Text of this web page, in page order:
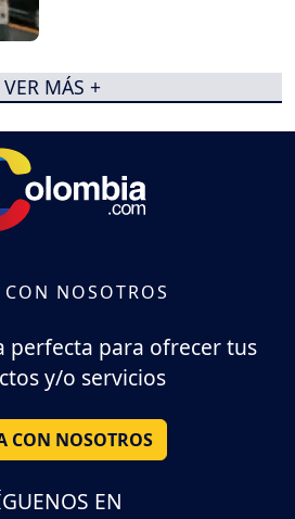
VER MÁS +
CON NOSOTROS
perfecta para ofrecer tus
y/o servicios
CON NOSOTROS
EN